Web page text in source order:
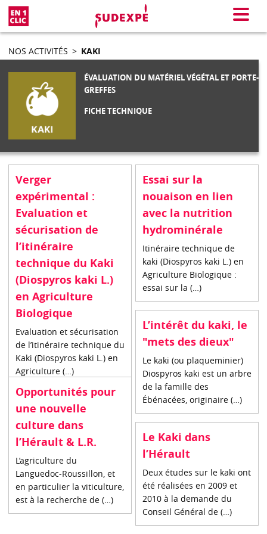
Menu
NOS ACTIVITÉS > KAKI
ÉVALUATION DU MATÉRIEL VÉGÉTAL ET PORTE-
GREFFES
FICHE TECHNIQUE
Verger
expérimental :
Evaluation et
sécurisation de
l’itinéraire
technique du Kaki
(Diospyros kaki L.)
en Agriculture
Biologique
Evaluation et sécurisation
de l’itinéraire technique du
Kaki (Diospyros kaki L.) en
Agriculture (…)
Essai sur la
nouaison en lien
avec la nutrition
hydrominérale
Itinéraire technique de
kaki (Diospyros kaki L.) en
Agriculture Biologique :
essai sur la (…)
L’intérêt du kaki, le
"mets des dieux"
Le kaki (ou plaqueminier)
Diospyros kaki est un arbre
de la famille des
Ébénacées, originaire (…)
Opportunités pour
une nouvelle
culture dans
l’Hérault & L.R.
L’agriculture du
Languedoc-Roussillon, et
en particulier la viticulture,
est à la recherche de (…)
Le Kaki dans
l’Hérault
Deux études sur le kaki ont
été réalisées en 2009 et
2010 à la demande du
Conseil Général de (…)